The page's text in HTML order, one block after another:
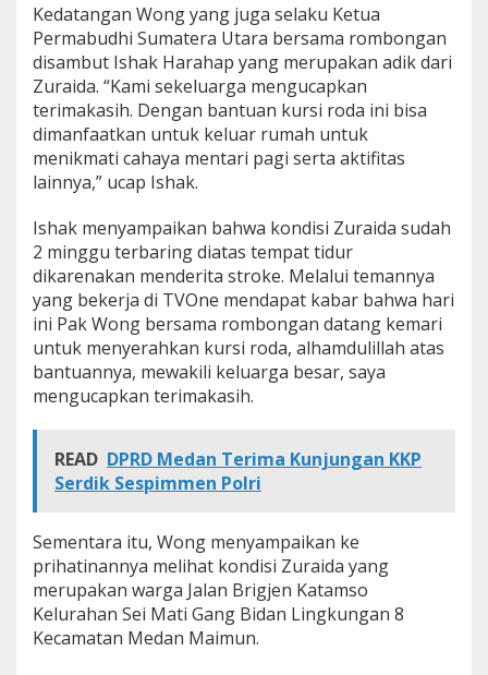
o
n
g
Kedatangan Wong yang juga selaku Ketua
Permabudhi Sumatera Utara bersama rombongan
disambut Ishak Harahap yang merupakan adik dari
Zuraida. “Kami sekeluarga mengucapkan
terimakasih. Dengan bantuan kursi roda ini bisa
dimanfaatkan untuk keluar rumah untuk
menikmati cahaya mentari pagi serta aktifitas
lainnya,” ucap Ishak.
Ishak menyampaikan bahwa kondisi Zuraida sudah
2 minggu terbaring diatas tempat tidur
dikarenakan menderita stroke. Melalui temannya
yang bekerja di TVOne mendapat kabar bahwa hari
ini Pak Wong bersama rombongan datang kemari
untuk menyerahkan kursi roda, alhamdulillah atas
bantuannya, mewakili keluarga besar, saya
mengucapkan terimakasih.
READ DPRD Medan Terima Kunjungan KKP
Serdik Sespimmen Polri
Sementara itu, Wong menyampaikan ke
prihatinannya melihat kondisi Zuraida yang
merupakan warga Jalan Brigjen Katamso
Kelurahan Sei Mati Gang Bidan Lingkungan 8
Kecamatan Medan Maimun.